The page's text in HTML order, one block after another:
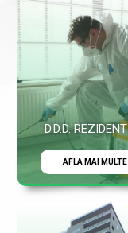
AFLA MAI MULTE
D.D.D.